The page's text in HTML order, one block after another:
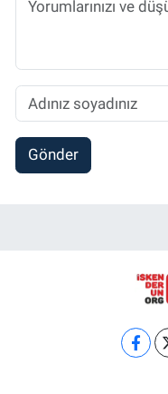
Gönder